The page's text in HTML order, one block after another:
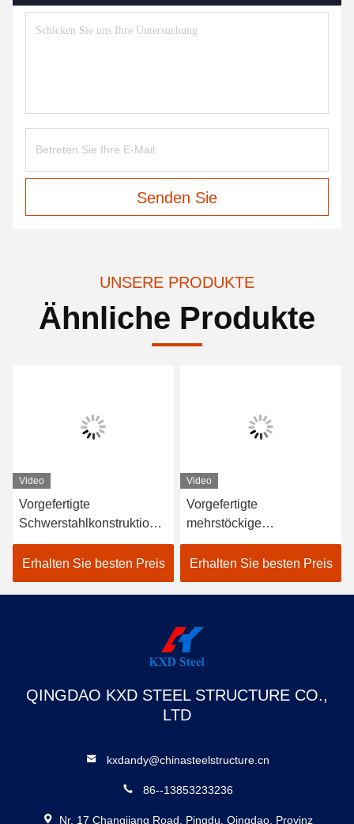
Senden Sie
UNSERE PRODUKTE
Ähnliche Produkte
Video
Vorgefertigte
Schwerstahlkonstruktione
n Werkstatt
Stahlrahmenbau
Lagerhaus
Erhalten Sie besten Preis
Video
Vorgefertigte
mehrstöckige
Stahlkonstruktion
Lagerhaus Gebäude SGS
BV CE genehmigt
Erhalten Sie besten Preis
QINGDAO KXD STEEL STRUCTURE CO.,
LTD
kxdandy@chinasteelstructure.cn
86--13853233236
Nr. 17 Changjiang Road, Pingdu, Qingdao, Provinz